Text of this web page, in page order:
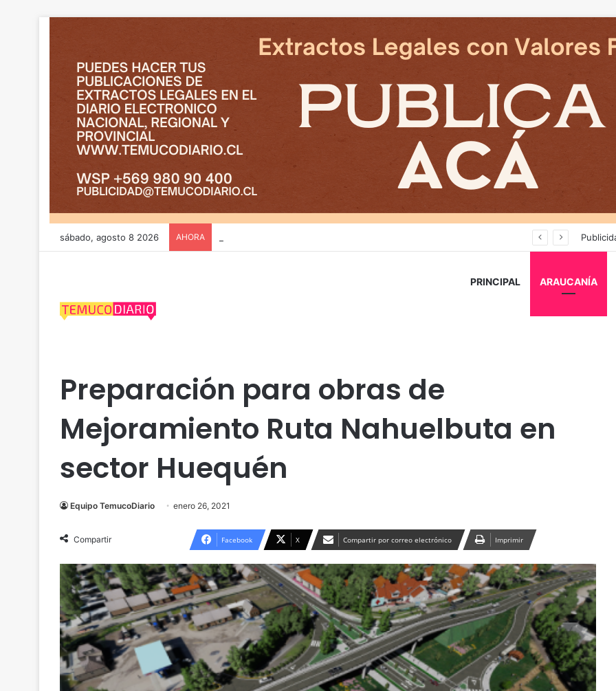
sábado, agosto 8 2026 AHORA
PRINCIPAL ARAUCANÍA
Preparación para obras de
Mejoramiento Ruta Nahuelbuta en
sector Huequén
Equipo TemucoDiario enero 26, 2021
Compartir Facebook X Compartir por correo electrónico Imprimir